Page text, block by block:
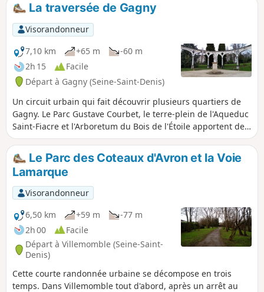
La traversée de Gagny
Visorandonneur
7,10 km
+65 m
-60 m
2h 15
Facile
Départ à Gagny (Seine-Saint-Denis)
Un circuit urbain qui fait découvrir plusieurs quartiers de
Gagny. Le Parc Gustave Courbet, le terre-plein de l'Aqueduc
Saint-Fiacre et l'Arboretum du Bois de l'Étoile apportent des
touches de verdure et quelques points de vue.
Le Parc des Coteaux d'Avron et la Voie
Lamarque
Visorandonneur
6,50 km
+59 m
-77 m
2h 00
Facile
Départ à Villemomble (Seine-Saint-
Denis)
Cette courte randonnée urbaine se décompose en trois
temps. Dans Villemomble tout d'abord, après un arrêt au